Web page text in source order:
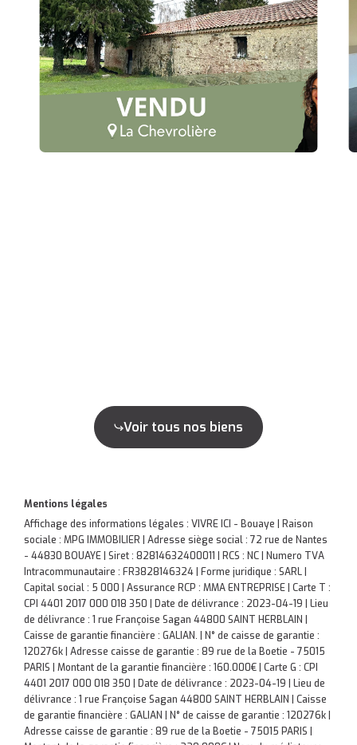
Voir tous nos biens
Mentions légales
Affichage des informations légales : VIVRE ICI - Bouaye | Raison
sociale : MPG IMMOBILIER | Adresse siège social : 72 rue de Nantes
- 44830 BOUAYE | Siret : 82814632400011 | RCS : NC | Numero TVA
Intracommunautaire : FR3828146324 | Forme juridique : SARL |
Capital social : 5 000 | Assurance RCP : MMA ENTREPRISE | Carte T :
CPI 4401 2017 000 018 350 | Date de délivrance : 2023-04-19 | Lieu
de délivrance : 1 rue Françoise Sagan 44800 SAINT HERBLAIN |
Caisse de garantie financière : GALIAN. | N° de caisse de garantie :
120276k | Adresse caisse de garantie : 89 rue de la Boetie - 75015
PARIS | Montant de la garantie financière : 160.000€ | Carte G : CPI
4401 2017 000 018 350 | Date de délivrance : 2023-04-19 | Lieu de
délivrance : 1 rue Françoise Sagan 44800 SAINT HERBLAIN | Caisse
de garantie financière : GALIAN | N° de caisse de garantie : 120276k |
Adresse caisse de garantie : 89 rue de la Boetie - 75015 PARIS |